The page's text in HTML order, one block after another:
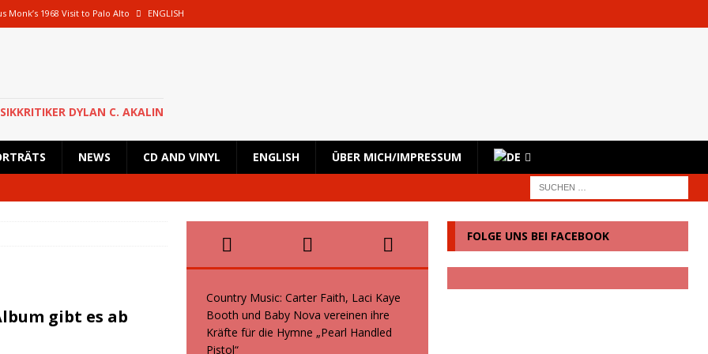
Monk’s 1968 Visit to Palo Alto ENGLISH
Creole and the Coconuts und Boogie Wonderstars machen den
DYLAN C. AKALIN
NEWS CD AND VINYL ENGLISH ÜBER MICH/IMPRESSUM
gibt es ab
Country Music: Carter Faith, Laci Kaye
Booth und Baby Nova vereinen ihre
Kräfte für die Hymne „Pearl Handled
Pistol“
FOLGE UNS BEI FACEBOOK